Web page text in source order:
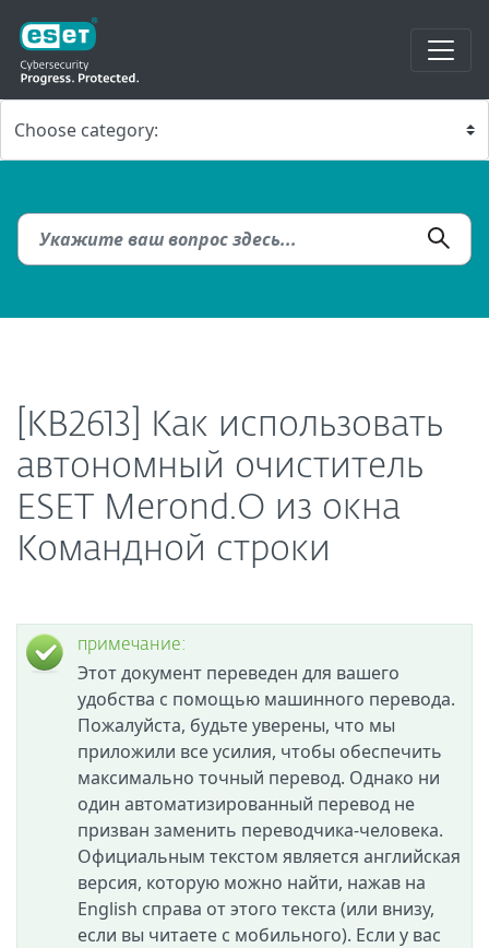
[KB2613] Как использовать
автономный очиститель
ESET Merond.O из окна
Командной строки
примечание:
Этот документ переведен для вашего
удобства с помощью машинного перевода.
Пожалуйста, будьте уверены, что мы
приложили все усилия, чтобы обеспечить
максимально точный перевод. Однако ни
один автоматизированный перевод не
призван заменить переводчика-человека.
Официальным текстом является английская
версия, которую можно найти, нажав на
English справа от этого текста (или внизу,
если вы читаете с мобильного). Если у вас